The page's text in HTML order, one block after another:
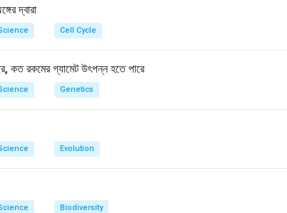
দ্বারা
Cell Cycle
কত রকমের গ্যামেট উৎপন্ন হতে পারে
Genetics
Evolution
Biodiversity